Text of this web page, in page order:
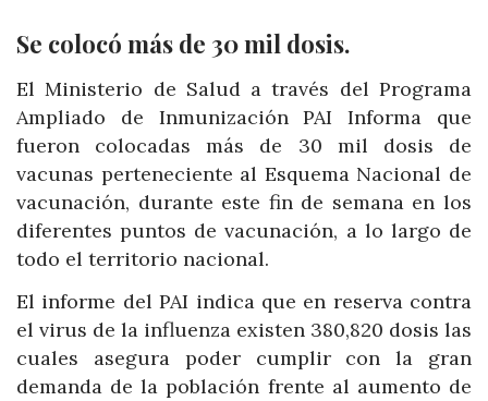
Se colocó más de 30 mil dosis.
El Ministerio de Salud a través del Programa
Ampliado de Inmunización PAI Informa que
fueron colocadas más de 30 mil dosis de
vacunas perteneciente al Esquema Nacional de
vacunación, durante este fin de semana en los
diferentes puntos de vacunación, a lo largo de
todo el territorio nacional.
El informe del PAI indica que en reserva contra
el virus de la influenza existen 380,820 dosis las
cuales asegura poder cumplir con la gran
demanda de la población frente al aumento de